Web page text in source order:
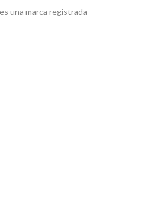
una marca registrada